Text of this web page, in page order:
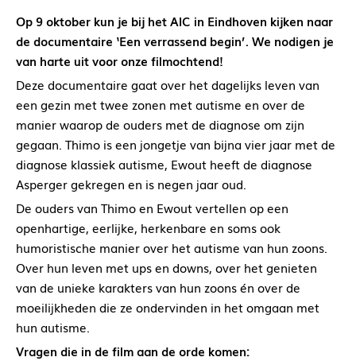
Op 9 oktober kun je bij het AIC in Eindhoven kijken naar
de documentaire ‘Een verrassend begin’. We nodigen je
van harte uit voor onze filmochtend!
Deze documentaire gaat over het dagelijks leven van
een gezin met twee zonen met autisme en over de
manier waarop de ouders met de diagnose om zijn
gegaan. Thimo is een jongetje van bijna vier jaar met de
diagnose klassiek autisme, Ewout heeft de diagnose
Asperger gekregen en is negen jaar oud.
De ouders van Thimo en Ewout vertellen op een
openhartige, eerlijke, herkenbare en soms ook
humoristische manier over het autisme van hun zoons.
Over hun leven met ups en downs, over het genieten
van de unieke karakters van hun zoons én over de
moeilijkheden die ze ondervinden in het omgaan met
hun autisme.
Vragen die in de film aan de orde komen: